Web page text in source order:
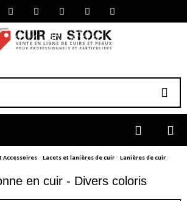
Accessoires Lacets et lanières de cuir Lanières de cuir
en cuir - Divers coloris